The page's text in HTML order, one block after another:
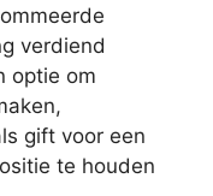
verdiend
optie om
gift voor een
te houden